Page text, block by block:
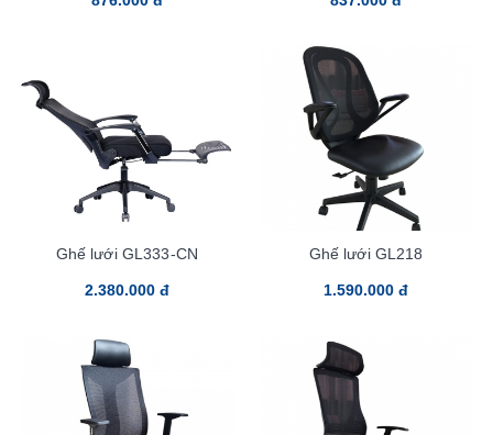
Ghế lưới GL333-CN
2.380.000 đ
Ghế lưới GL218
1.590.000 đ